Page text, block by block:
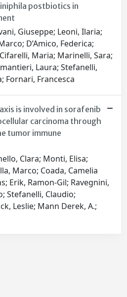
postbiotics in
Giuseppe; Leoni, Ilaria;
D’Amico, Federica;
Maria; Marinelli, Sara;
Laura; Stefanelli,
Fornari, Francesca
is involved in sorafenib
carcinoma through
tumor immune
Clara; Monti, Elisa;
Marco; Coada, Camelia
Erik, Ramon-Gil; Ravegnini,
Stefanelli, Claudio;
Leslie; Mann Derek, A.;